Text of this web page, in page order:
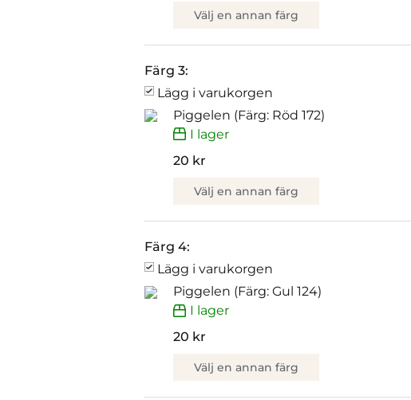
Välj en annan färg
Färg 3:
Lägg i varukorgen
Piggelen (Färg: Röd 172)
I lager
20 kr
Välj en annan färg
Färg 4:
Lägg i varukorgen
Piggelen (Färg: Gul 124)
I lager
20 kr
Välj en annan färg